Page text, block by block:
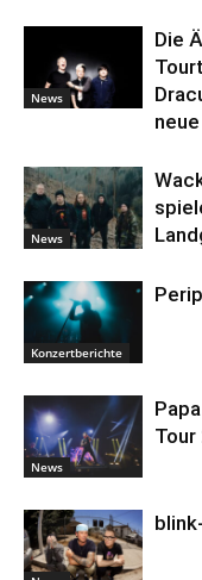
News
Die
News
Konzertberichte
News
Tour